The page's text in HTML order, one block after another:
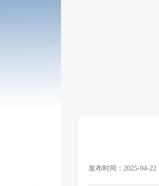
发布时间：2025-04-